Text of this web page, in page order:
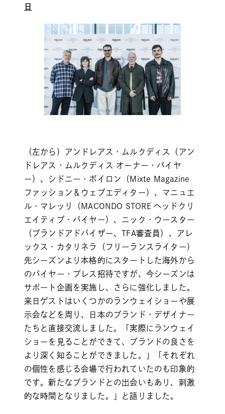
日
（左から）アンドレアス・ムルクディス（アン
ドレアス・ムルクディス オーナー・バイヤ
ー）、シドニー・ボイロン（Mixte Magazine
ファッション＆ウェブエディター）、マニュエ
ル・マレッリ（MACONDO STORE ヘッドクリ
エイティブ・バイヤー）、ニック・ウースター
（ブランドアドバイザー、TFA審査員）、アレ
ックス・カタリネラ（フリーランスライター）
先シーズンより本格的にスタートした海外から
のバイヤー・プレス招待ですが、今シーズンは
サポート企画を実施し、さらに強化しました。
来日ゲストはいくつかのランウェイショーや展
示会などを周り、日本のブランド・デザイナー
たちと直接交流しました。「実際にランウェイ
ショーを見ることができて、ブランドの良さを
より深く知ることができました。」「それぞれ
の個性を感じる会場で行われていたのも印象的
です。新たなブランドとの出会いもあり、刺激
的な時間となりました。」と語りました。